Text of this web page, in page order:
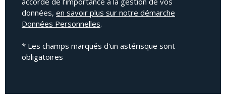
données, en savoir plus sur notre démarche
Données Personnelles.
* Les champs marqués d'un astérisque sont
obligatoires